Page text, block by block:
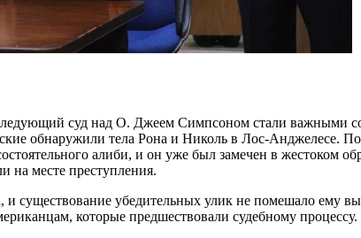
суд над О. Джеем Симпсоном стали
обнаружили тела Рона и Николь в Лос-Анджелесе.
алиби, и он уже был замечен в жестоком
на месте преступления.
существование убедительных улик не помешало ему
которые предшествовали судебному процессу.